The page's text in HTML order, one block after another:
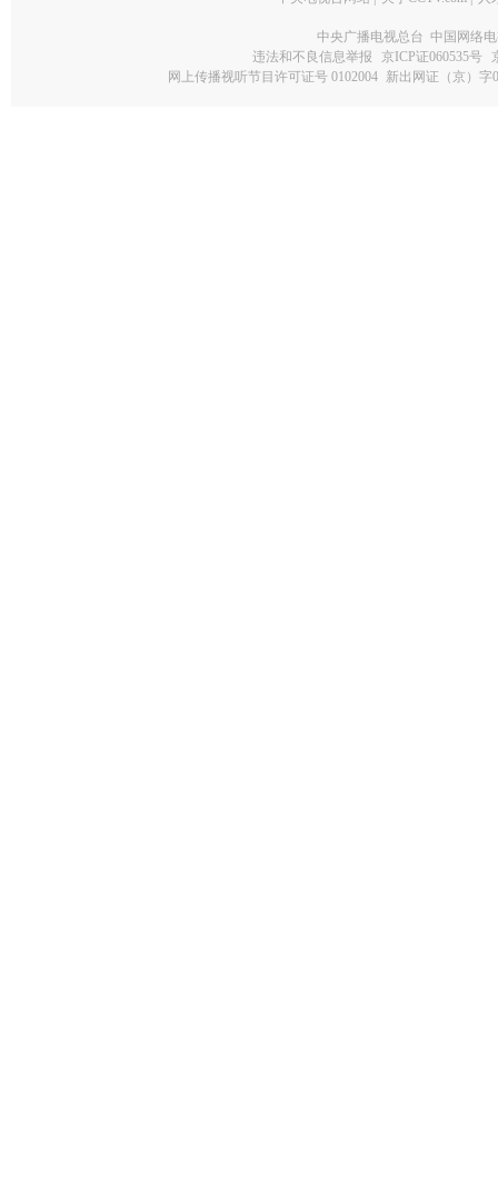
中央广播电视总台 中国网络
违法和不良信息举报
京ICP证060535号
网上传播视听节目许可证号 0102004 新出网证（京）